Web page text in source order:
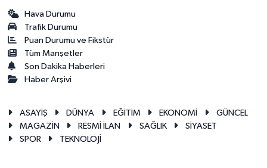
Hava Durumu
Trafik Durumu
Puan Durumu ve Fikstür
Tüm Manşetler
Son Dakika Haberleri
Haber Arşivi
ASAYİŞ DÜNYA EĞİTİM EKONOMİ
GÜNCEL
MAGAZİN
RESMİ İLAN SAĞLIK
SİYASET
SPOR
TEKNOLOJİ